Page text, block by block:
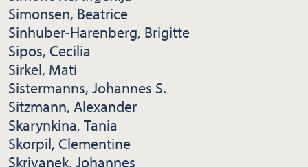
Simonsen, Beatrice
Sinhuber-Harenberg, Brigitte
Sipos, Cecilia
Sirkel, Mati
Sistermanns, Johannes S.
Sitzmann, Alexander
Skarynkina, Tania
Skorpil, Clementine
Skrivanek, Johannes